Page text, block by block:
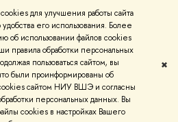
для улучшения работы сайта
его использования. Более
об использовании файлов cookies
правила обработки персональных
пользоваться сайтом, вы
были проинформированы об
сайтом НИУ ВШЭ и согласны
персональных данных. Вы
cookies в настройках Вашего
✖
здоровья
и контакты Условия использования
Карта сайта
разработаны вШколе дизайна НИУ ВШЭ